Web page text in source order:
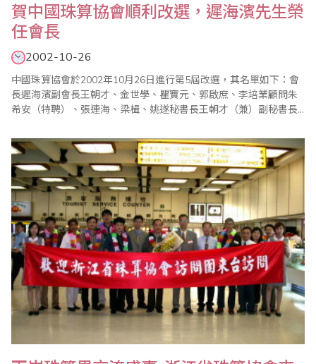
賀中國珠算協會順利改選，遲海濱先生榮
任會長
2002-10-26
中國珠算協會於2002年10月26日進行第5屆改選，其名單如下：會
長遲海濱副會長王朝才、金世學、瞿寶元、郭啟庶、李培業顧問朱
希安（特聘）、張連海、梁楫、姚遂秘書長王朝才（兼）副秘書長
學（吉林省珠算協會會長）郭啟庶（河南省珠算協會副會長）朱希
安（中國珠算協會會長）王忠偉（中國珠算協會副秘書長）郭文杰
（北京市財政局副局長）周振東（黑龍江省珠算協..